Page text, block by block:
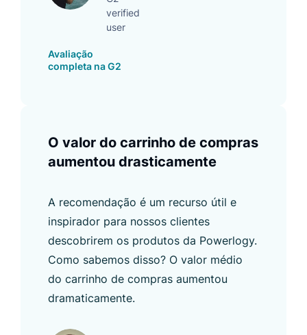
verified
user
Avaliação
completa na G2
O valor do carrinho de compras
aumentou drasticamente
A recomendação é um recurso útil e
inspirador para nossos clientes
descobrirem os produtos da Powerlogy.
Como sabemos disso? O valor médio
do carrinho de compras aumentou
dramaticamente.